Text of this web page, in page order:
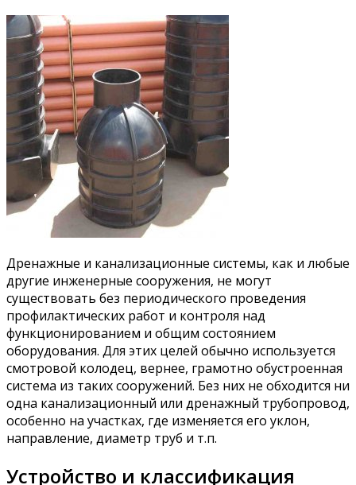
Дренажные и канализационные системы, как и любые
другие инженерные сооружения, не могут
существовать без периодического проведения
профилактических работ и контроля над
функционированием и общим состоянием
оборудования. Для этих целей обычно используется
смотровой колодец, вернее, грамотно обустроенная
система из таких сооружений. Без них не обходится ни
одна канализационный или дренажный трубопровод,
особенно на участках, где изменяется его уклон,
направление, диаметр труб и т.п.
Устройство и классификация